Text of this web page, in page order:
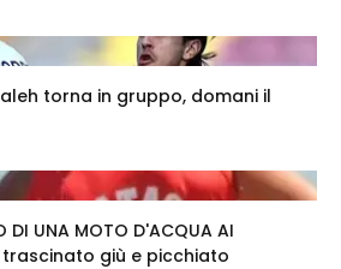
Maleh torna in gruppo, domani il
DI UNA MOTO D'ACQUA AI
trascinato giù e picchiato